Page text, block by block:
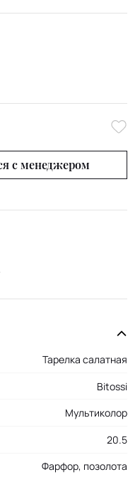
с менеджером
Тарелка салатная
Bitossi
Мультиколор
20.5
Фарфор, позолота